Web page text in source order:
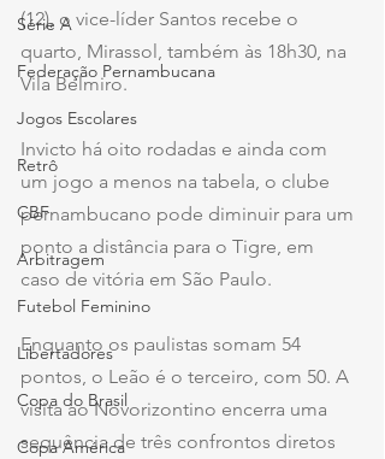
Série A
Federação Pernambucana
Jogos Escolares
Retrô
CBF
Arbitragem
Futebol Feminino
Libertadores
Copa do Brasil
Copa América
(12), o vice-líder Santos recebe o
quarto, Mirassol, também às 18h30, na
Vila Belmiro.
Invicto há oito rodadas e ainda com
um jogo a menos na tabela, o clube
pernambucano pode diminuir para um
ponto a distância para o Tigre, em
caso de vitória em São Paulo.
Enquanto os paulistas somam 54
pontos, o Leão é o terceiro, com 50. A
visita ao Novorizontino encerra uma
sequência de três confrontos diretos